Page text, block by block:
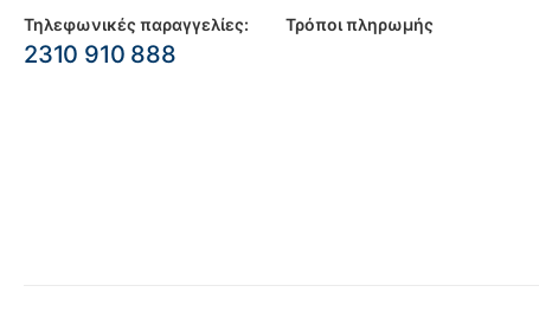
Τηλεφωνικές παραγγελίες:
2310 910 888
Τρόποι πληρωμής